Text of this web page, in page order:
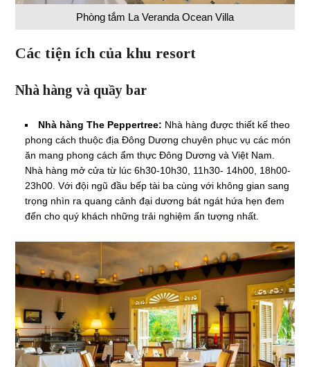
Phòng tắm La Veranda Ocean Villa
Các tiện ích của khu resort
Nhà hàng và quầy bar
Nhà hàng The Peppertree: Nhà hàng được thiết kế theo
phong cách thuộc địa Đông Dương chuyên phục vụ các món
ăn mang phong cách ẩm thực Đông Dương và Việt Nam.
Nhà hàng mở cửa từ lúc 6h30-10h30, 11h30- 14h00, 18h00-
23h00. Với đội ngũ đầu bếp tài ba cùng với không gian sang
trọng nhìn ra quang cảnh đại dương bát ngát hứa hẹn đem
đến cho quý khách những trải nghiệm ấn tượng nhất.